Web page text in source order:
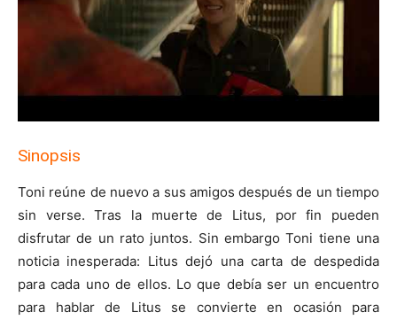
Sinopsis
Toni reúne de nuevo a sus amigos después de un tiempo
sin verse. Tras la muerte de Litus, por fin pueden
disfrutar de un rato juntos. Sin embargo Toni tiene una
noticia inesperada: Litus dejó una carta de despedida
para cada uno de ellos. Lo que debía ser un encuentro
para hablar de Litus se convierte en ocasión para